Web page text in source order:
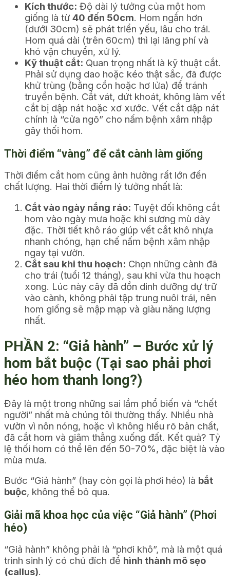
Kích thước: Độ dài lý tưởng của một hom
giống là từ 40 đến 50cm. Hom ngắn hơn
(dưới 30cm) sẽ phát triển yếu, lâu cho trái.
Hom quá dài (trên 60cm) thì lại lãng phí và
khó vận chuyển, xử lý.
Kỹ thuật cắt: Quan trọng nhất là kỹ thuật cắt.
Phải sử dụng dao hoặc kéo thật sắc, đã được
khử trùng (bằng cồn hoặc hơ lửa) để tránh
truyền bệnh. Cắt vát, dứt khoát, không làm vết
cắt bị dập nát hoặc xơ xước. Vết cắt dập nát
chính là “cửa ngõ” cho nấm bệnh xâm nhập
gây thối hom.
Thời điểm “vàng” để cắt cành làm giống
Thời điểm cắt hom cũng ảnh hưởng rất lớn đến
chất lượng. Hai thời điểm lý tưởng nhất là:
Cắt vào ngày nắng ráo: Tuyệt đối không cắt
hom vào ngày mưa hoặc khi sương mù dày
đặc. Thời tiết khô ráo giúp vết cắt khô nhựa
nhanh chóng, hạn chế nấm bệnh xâm nhập
ngay tại vườn.
Cắt sau khi thu hoạch: Chọn những cành đã
cho trái (tuổi 12 tháng), sau khi vừa thu hoạch
xong. Lúc này cây đã dồn dinh dưỡng dự trữ
vào cành, không phải tập trung nuôi trái, nên
hom giống sẽ mập mạp và giàu năng lượng
nhất.
PHẦN 2: “Giả hành” – Bước xử lý
hom bắt buộc (Tại sao phải phơi
héo hom thanh long?)
Đây là một trong những sai lầm phổ biến và “chết
người” nhất mà chúng tôi thường thấy. Nhiều nhà
vườn vì nôn nóng, hoặc vì không hiểu rõ bản chất,
đã cắt hom và giâm thẳng xuống đất. Kết quả? Tỷ
lệ thối hom có thể lên đến 50-70%, đặc biệt là vào
mùa mưa.
Bước “Giả hành” (hay còn gọi là phơi héo) là bắt
buộc, không thể bỏ qua.
Giải mã khoa học của việc “Giả hành” (Phơi
héo)
“Giả hành” không phải là “phơi khô”, mà là một quá
trình sinh lý có chủ đích để hình thành mô sẹo
(callus).